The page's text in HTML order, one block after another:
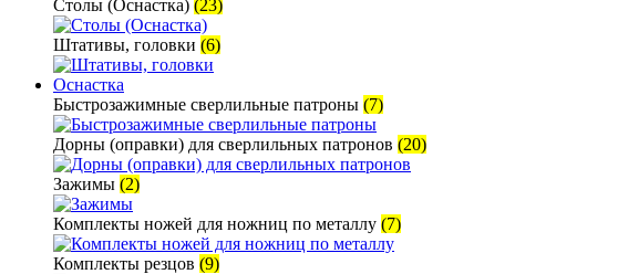
Столы (Оснастка) (23)
Штативы, головки (6)
Оснастка
Быстрозажимные сверлильные патроны (7)
Дорны (оправки) для сверлильных патронов (20)
Зажимы (2)
Комплекты ножей для ножниц по металлу (7)
Комплекты резцов (9)